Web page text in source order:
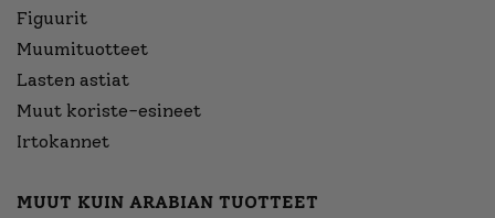
Figuurit
Muumituotteet
Lasten astiat
Muut koriste-esineet
Irtokannet
MUUT KUIN ARABIAN TUOTTEET